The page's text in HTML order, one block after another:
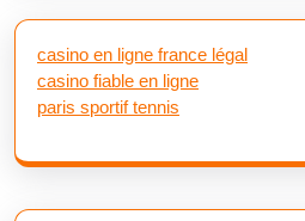
casino en ligne france légal
casino fiable en ligne
paris sportif tennis